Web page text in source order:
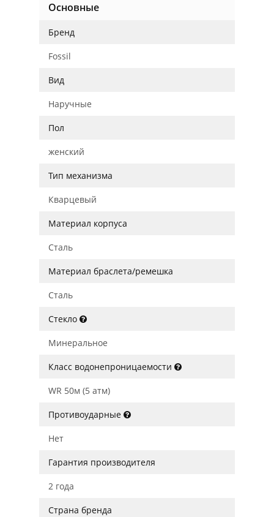
Основные
Бренд
Fossil
Вид
Наручные
Пол
женский
Тип механизма
Кварцевый
Материал корпуса
Сталь
Материал браслета/ремешка
Сталь
Стекло
Минеральное
Класс водонепроницаемости
WR 50м (5 атм)
Противоударные
Нет
Гарантия производителя
2 года
Страна бренда